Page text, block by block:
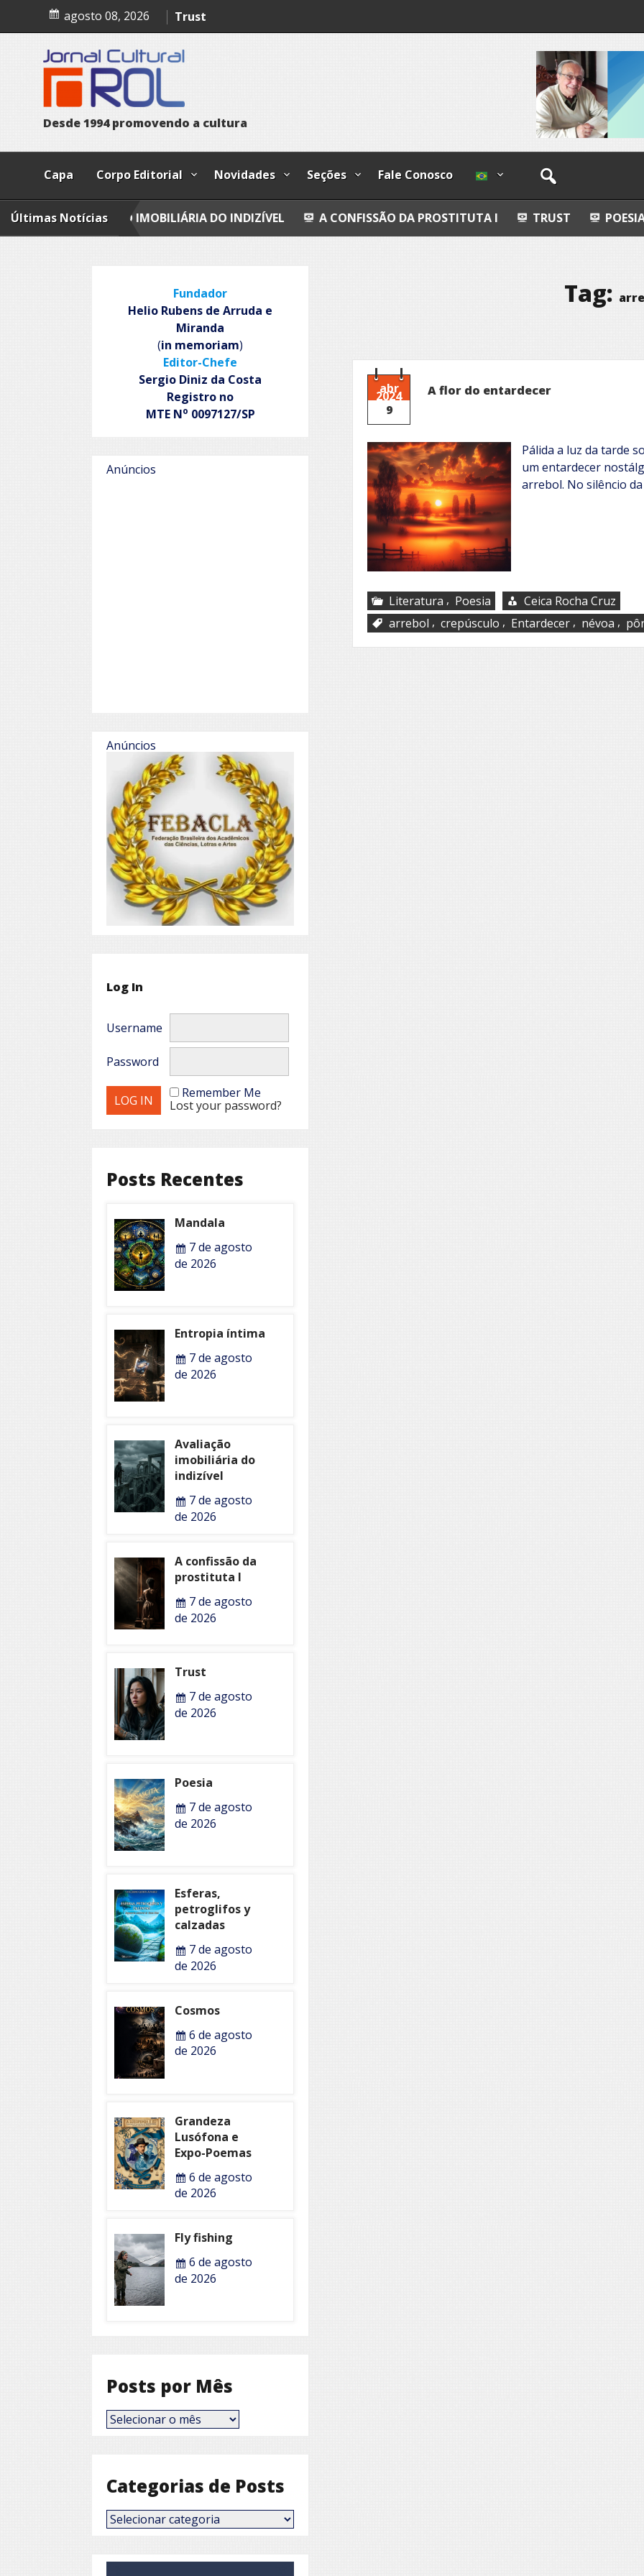
content
agosto 08, 2026
A confissão da prostituta I
Trust
Poesia
Desde1994 promovendo a cultura
Capa Corpo Editorial Novidades Seções Fale Conosco
Últimas Notícias
IMOBILIÁRIA DO INDIZÍVEL A CONFISSÃO DA PROSTITUTA I TRUST POESIA
Tag:
abr
2024
9
A flor do entardecer
Pálida a luz da tarde
um entardecer
arrebol. No silêncio
Literatura , Poesia
Ceica Rocha Cruz
arrebol , crepúsculo , Entardecer , névoa ,
Fundador
Helio Rubens de Arruda e
Miranda
(in memoriam)
Editor-Chefe
Sergio Diniz da Costa
Registro no
MTE No 0097127/SP
Anúncios
Anúncios
Log In
Username
Password
Remember Me
Lost your password?
Posts Recentes
Mandala
7 de agosto
de 2026
Entropia íntima
7 de agosto
de 2026
Avaliação
imobiliária do
indizível
7 de agosto
de 2026
A confissão da
prostituta I
7 de agosto
de 2026
Trust
7 de agosto
de 2026
Poesia
7 de agosto
de 2026
Esferas,
petroglifos y
calzadas
7 de agosto
de 2026
Cosmos
6 de agosto
de 2026
Grandeza
Lusófona e
Expo-Poemas
6 de agosto
de 2026
Fly fishing
6 de agosto
de 2026
Posts por Mês
Posts
por
Categorias de Posts
Categorias
de